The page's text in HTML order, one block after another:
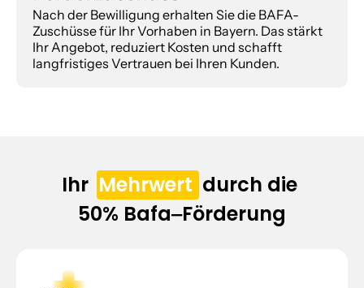
Nach der Bewilligung erhalten Sie die BAFA-
Zuschüsse für Ihr Vorhaben in Bayern. Das stärkt
Ihr Angebot, reduziert Kosten und schafft
langfristiges Vertrauen bei Ihren Kunden.
Ihr Mehrwert
  durch die
50% Bafa‒Förderung